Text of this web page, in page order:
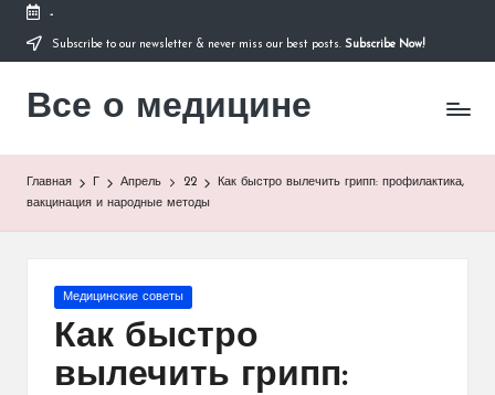
Перейти
содержимому
-
Subscribe to our newsletter & never miss our best posts. Subscribe Now!
Все о медицине
Лечитесь
Главная Г Апрель 22
Как быстро вылечить грипп: профилактика,
вакцинация и народные методы
Опубликовано
Медицинские советы
Как быстро
вылечить грипп: